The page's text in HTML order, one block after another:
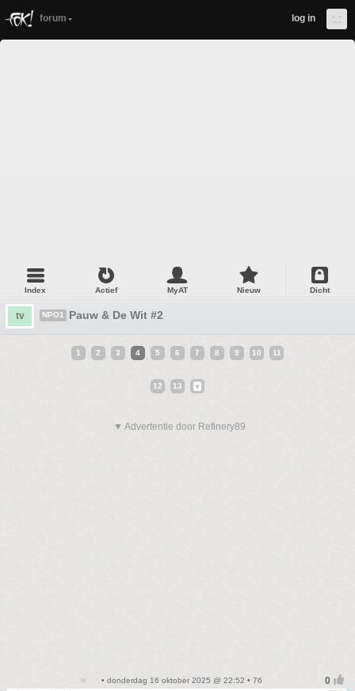
forum log in
Index Actief MyAT Nieuw Dicht
tv NPO1 Pauw & De Wit #2
1 2 3 4 5 6 7 8 9 10 11
12 13
▼ Advertentie door Refinery89
• donderdag 16 oktober 2025 @ 22:52 • 76